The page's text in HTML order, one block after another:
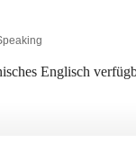
Englisch